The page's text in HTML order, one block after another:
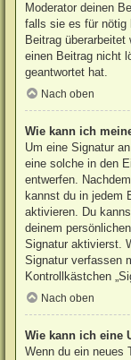
Moderator deinen
falls sie es für nötig
Beitrag
einen Beitrag nicht
geantwortet hat.
Nach oben
Wie kann ich
Um eine Signatur
eine solche in den
entwerfen.
kannst du in jedem
aktivieren. Du
deinem
Signatur aktivierst.
Signatur verfassen
Kontrollkästchen
Nach oben
Wie kann ich eine
Wenn du ein neues